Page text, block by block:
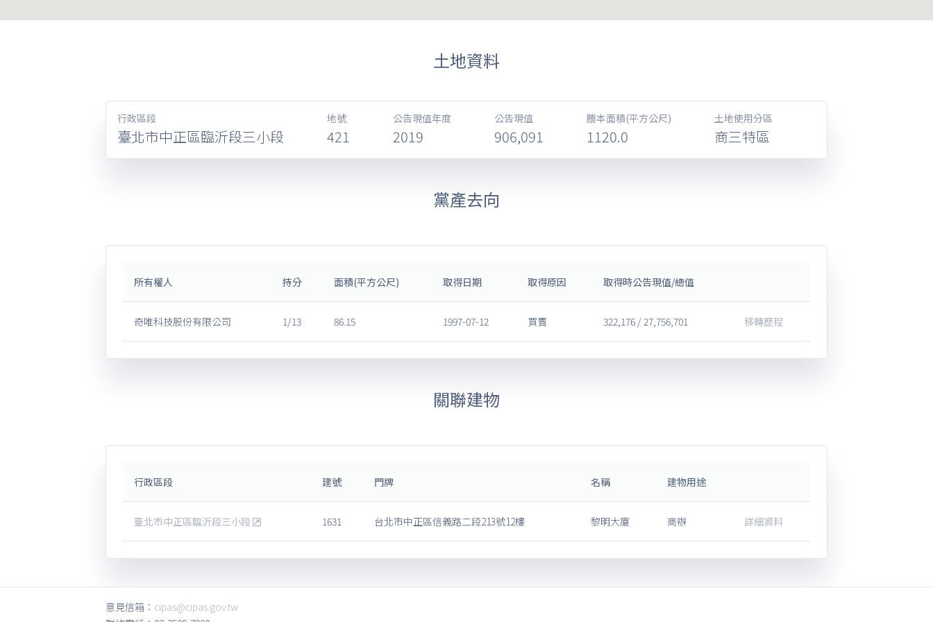
土地資料
行政區段
臺北市中正區臨沂段三小段
地號
421
公告現值年度
2019
公告現值
906,091
謄本面積(平方公尺)
1120.0
土地使用分區
商三特區
黨產去向
所有權人 持分 面積(平方公尺) 取得日期 取得原因 取得時公告現值/總值
奇唯科技股份有限公司 1/13 86.15 1997-07-12 買賣 322,176 / 27,756,701 移轉歷程
關聯建物
行政區段 建號 門牌 名稱 建物用途
臺北市中正區臨沂段三小段 1631 台北市中正區信義路二段213號12樓 黎明大廈 商辦 詳細資料
意見信箱： cipas@cipas.gov.tw